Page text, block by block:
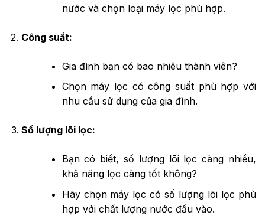
nước và chọn loại máy lọc phù hợp.
Công suất:
Gia đình bạn có bao nhiêu thành viên?
Chọn máy lọc có công suất phù hợp với
nhu cầu sử dụng của gia đình.
Số lượng lõi lọc:
Bạn có biết, số lượng lõi lọc càng nhiều,
khả năng lọc càng tốt không?
Hãy chọn máy lọc có số lượng lõi lọc phù
hợp với chất lượng nước đầu vào.